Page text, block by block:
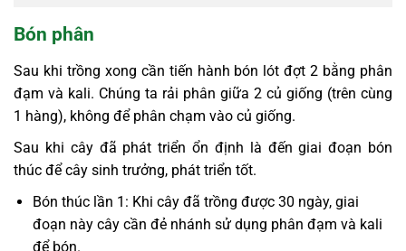
Bón phân
Sau khi trồng xong cần tiến hành bón lót đợt 2 bằng phân
đạm và kali. Chúng ta rải phân giữa 2 củ giống (trên cùng
1 hàng), không để phân chạm vào củ giống.
Sau khi cây đã phát triển ổn định là đến giai đoạn bón
thúc để cây sinh trưởng, phát triển tốt.
Bón thúc lần 1: Khi cây đã trồng được 30 ngày, giai
đoạn này cây cần đẻ nhánh sử dụng phân đạm và kali
để bón.